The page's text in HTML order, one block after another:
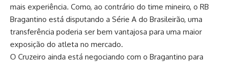
mais experiência. Como, ao contrário do time mineiro, o RB
Bragantino está disputando a Série A do Brasileirão, uma
transferência poderia ser bem vantajosa para uma maior
exposição do atleta no mercado.
O Cruzeiro ainda está negociando com o Bragantino para